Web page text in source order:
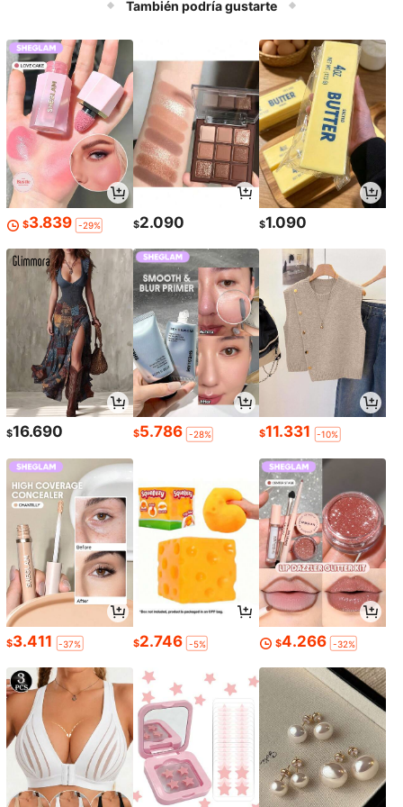
También podría gustarte
$3.839 -29% $2.090 $1.090
$16.690 $5.786 -28% $11.331 -10%
$3.411 -37% $2.746 -5% $4.266 -32%